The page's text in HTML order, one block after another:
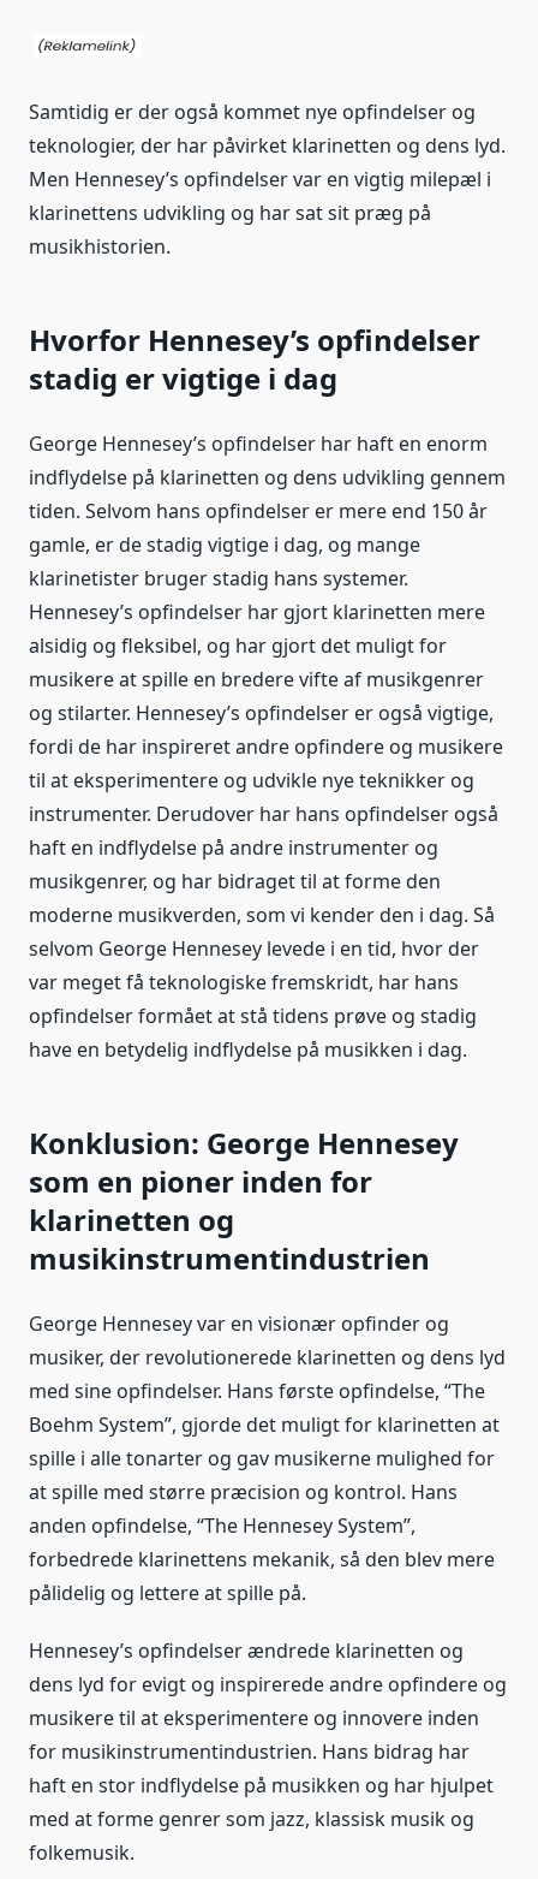
Samtidig er der også kommet nye opfindelser og
teknologier, der har påvirket klarinetten og dens lyd.
Men Hennesey’s opfindelser var en vigtig milepæl i
klarinettens udvikling og har sat sit præg på
musikhistorien.
Hvorfor Hennesey’s opfindelser
stadig er vigtige i dag
George Hennesey’s opfindelser har haft en enorm
indflydelse på klarinetten og dens udvikling gennem
tiden. Selvom hans opfindelser er mere end 150 år
gamle, er de stadig vigtige i dag, og mange
klarinetister bruger stadig hans systemer.
Hennesey’s opfindelser har gjort klarinetten mere
alsidig og fleksibel, og har gjort det muligt for
musikere at spille en bredere vifte af musikgenrer
og stilarter. Hennesey’s opfindelser er også vigtige,
fordi de har inspireret andre opfindere og musikere
til at eksperimentere og udvikle nye teknikker og
instrumenter. Derudover har hans opfindelser også
haft en indflydelse på andre instrumenter og
musikgenrer, og har bidraget til at forme den
moderne musikverden, som vi kender den i dag. Så
selvom George Hennesey levede i en tid, hvor der
var meget få teknologiske fremskridt, har hans
opfindelser formået at stå tidens prøve og stadig
have en betydelig indflydelse på musikken i dag.
Konklusion: George Hennesey
som en pioner inden for
klarinetten og
musikinstrumentindustrien
George Hennesey var en visionær opfinder og
musiker, der revolutionerede klarinetten og dens lyd
med sine opfindelser. Hans første opfindelse, “The
Boehm System”, gjorde det muligt for klarinetten at
spille i alle tonarter og gav musikerne mulighed for
at spille med større præcision og kontrol. Hans
anden opfindelse, “The Hennesey System”,
forbedrede klarinettens mekanik, så den blev mere
pålidelig og lettere at spille på.
Hennesey’s opfindelser ændrede klarinetten og
dens lyd for evigt og inspirerede andre opfindere og
musikere til at eksperimentere og innovere inden
for musikinstrumentindustrien. Hans bidrag har
haft en stor indflydelse på musikken og har hjulpet
med at forme genrer som jazz, klassisk musik og
folkemusik.